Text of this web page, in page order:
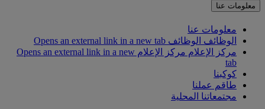
معلومات عنا
معلومات عنا
الوظائف الوظائف Opens an external link in a new tab
مركز الإعلام
مركز الإعلام Opens an external link in a new
tab
كوكبنا
طاقم عملنا
مجتمعاتنا المحلية